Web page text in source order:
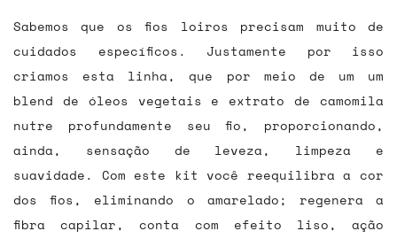
Sabemos que os fios loiros precisam muito de
cuidados específicos. Justamente por isso
criamos esta linha, que por meio de um um
blend de óleos vegetais e extrato de camomila
nutre profundamente seu fio, proporcionando,
ainda, sensação de leveza, limpeza e
suavidade. Com este kit você reequilibra a cor
dos fios, eliminando o amarelado; regenera a
fibra capilar, conta com efeito liso, ação